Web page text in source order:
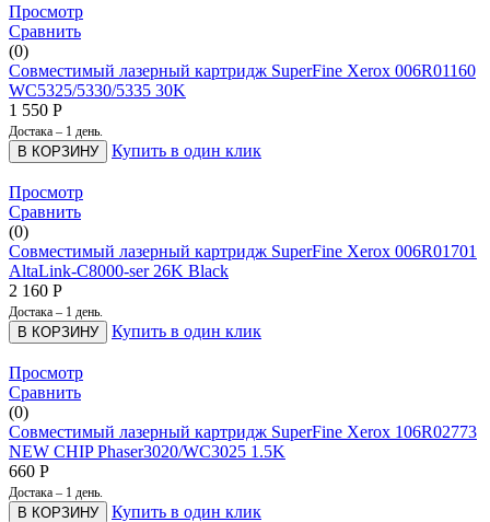
Просмотр
Сравнить
(0)
Совместимый лазерный картридж SuperFine Xerox 006R01160
WC5325/5330/5335 30K
1 550 Р
Достака – 1 день.
В КОРЗИНУ Купить в один клик
Просмотр
Сравнить
(0)
Совместимый лазерный картридж SuperFine Xerox 006R01701
AltaLink-C8000-ser 26K Black
2 160 Р
Достака – 1 день.
В КОРЗИНУ Купить в один клик
Просмотр
Сравнить
(0)
Совместимый лазерный картридж SuperFine Xerox 106R02773
NEW CHIP Phaser3020/WC3025 1.5K
660 Р
Достака – 1 день.
В КОРЗИНУ Купить в один клик